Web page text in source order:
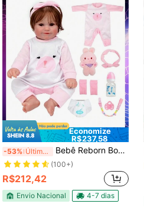
Economize
R$237,58
-53% Últimos 3 dias Bebê Reborn Boneca Realista Brastoy Corpo Silicone Roupa Chupeta Mamadeira e Pelúcia Acessórios Completos Decoração de Halloween
(100+)
R$212,42
Envio Nacional 4-7 dias